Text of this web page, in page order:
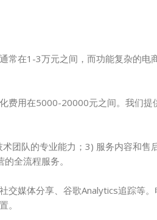
常在1-3万元之间，而功能复杂的电
费用在5000-20000元之间。我们提
团队的专业能力；3) 服务内容和售
全流程服务。
媒体分享、谷歌Analytics追踪等。
。